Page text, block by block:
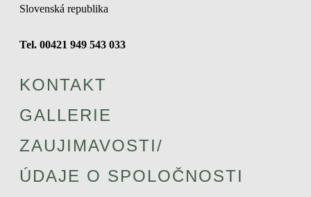
Slovenská republika
Tel. 00421 949 543 033
KONTAKT
GALLERIE
ZAUJIMAVOSTI/
ÚDAJE O SPOLOČNOSTI